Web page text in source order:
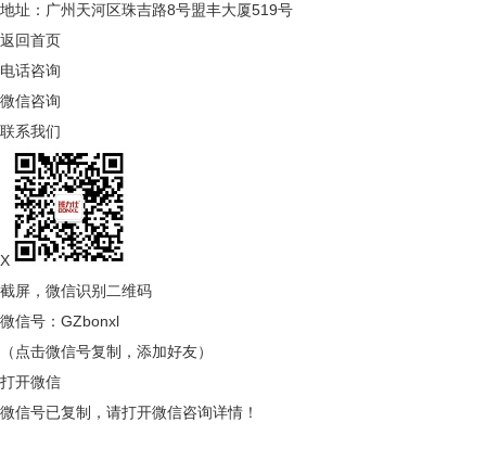
地址：广州天河区珠吉路8号盟丰大厦519号
返回首页
电话咨询
微信咨询
联系我们
X
截屏，微信识别二维码
微信号： GZbonxl
（点击微信号复制，添加好友）
打开微信
微信号已复制，请打开微信咨询详情！